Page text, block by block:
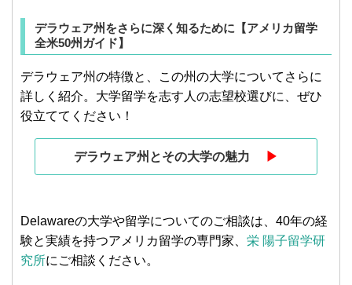
デラウェア州をさらに深く知るために【アメリカ留学
全米50州ガイド】
デラウェア州の特徴と、この州の大学についてさらに
詳しく紹介。大学留学を志す人の志望校選びに、ぜひ
役立ててください！
デラウェア州とその大学の魅力 ▶︎
Delawareの大学や留学についてのご相談は、40年の経
験と実績を持つアメリカ留学の専門家、 栄 陽子留学研
究所にご相談ください。